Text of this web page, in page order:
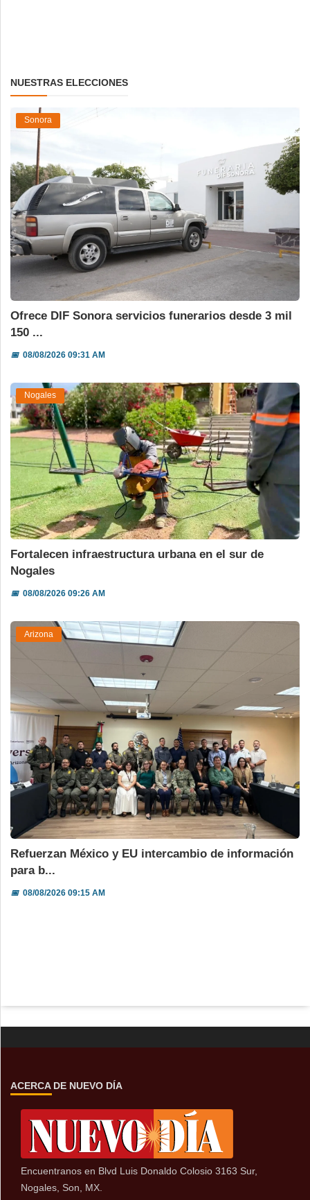
NUESTRAS ELECCIONES
Sonora
Ofrece DIF Sonora servicios funerarios desde 3 mil
150 ...
📅08/08/2026 09:31 AM
Nogales
Fortalecen infraestructura urbana en el sur de
Nogales
📅08/08/2026 09:26 AM
Arizona
Refuerzan México y EU intercambio de información
para b...
📅08/08/2026 09:15 AM
ACERCA DE NUEVO DÍA
Encuentranos en Blvd Luis Donaldo Colosio 3163 Sur,
Nogales, Son, MX.